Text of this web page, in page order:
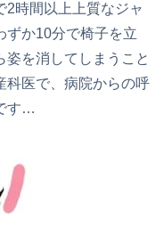
2時間以上上質なジャ
ずか10分で椅子を立
姿を消してしまうこと
科医で、病院からの呼
す…